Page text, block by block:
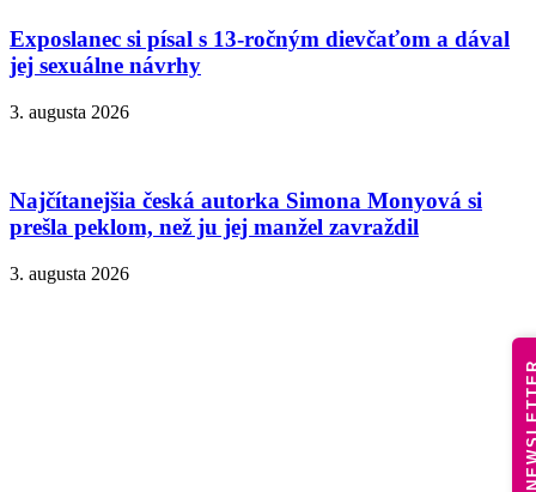
Exposlanec si písal s 13-ročným dievčaťom a dával
jej sexuálne návrhy
3. augusta 2026
Najčítanejšia česká autorka Simona Monyová si
prešla peklom, než ju jej manžel zavraždil
3. augusta 2026